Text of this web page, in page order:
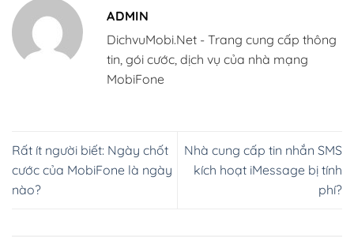
ADMIN
DichvuMobi.Net - Trang cung cấp thông
tin, gói cước, dịch vụ của nhà mạng
MobiFone
Rất ít người biết: Ngày chốt
cước của MobiFone là ngày
nào?
Nhà cung cấp tin nhắn SMS
kích hoạt iMessage bị tính
phí?